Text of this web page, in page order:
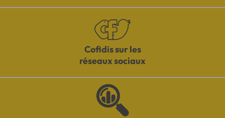
Cofidis sur les
réseaux sociaux